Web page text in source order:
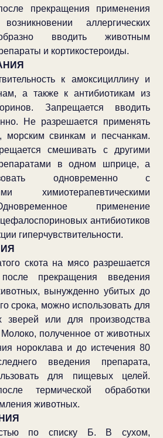
прекращения применения
аллергических
вводить животным
и кортикостероиды.
к амоксициллину и
а также к антибиотикам из
Запрещается вводить
Не разрешается применять
морским свинкам и песчанкам.
смешивать с другими
в одном шприце, а
одновременно с
химиотерапевтическими
применение
антибиотиков
гиперчувствительности.
скота на мясо разрешается
прекращения введения
вынужденно убитых до
срока, можно использовать для
зверей или для производства
полученное от животных
нороклава и до истечения 80
введения препарата,
для пищевых целей.
термической обработки
животных.
по списку Б. В сухом,